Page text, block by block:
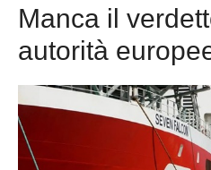
Manca il
autorità